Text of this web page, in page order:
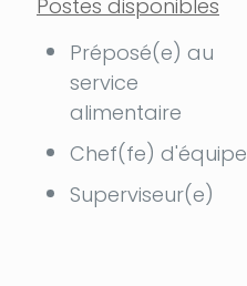
Postes disponibles
Préposé(e) au
service
alimentaire
Chef(fe) d'équipe
Superviseur(e)